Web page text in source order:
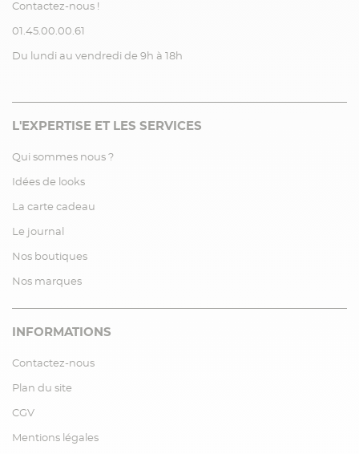
Contactez-nous !
01.45.00.00.61
Du lundi au vendredi de 9h à 18h
L'EXPERTISE ET LES SERVICES
Qui sommes nous ?
Idées de looks
La carte cadeau
Le journal
Nos boutiques
Nos marques
INFORMATIONS
Contactez-nous
Plan du site
CGV
Mentions légales